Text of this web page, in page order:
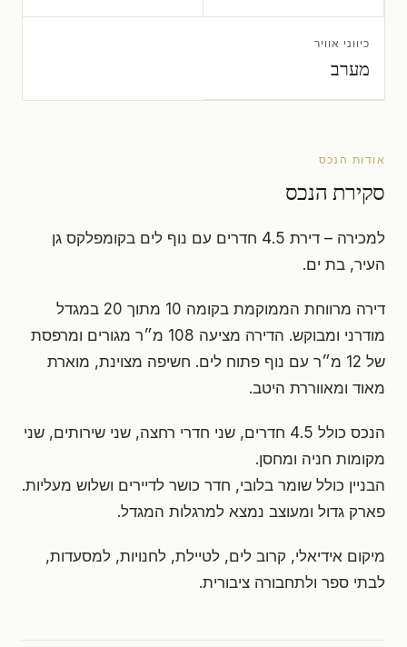
כיווני אוויר
מערב
אודות הנכס
סקירת הנכס
למכירה – דירת 4.5 חדרים עם נוף לים בקומפלקס גן
העיר, בת ים.
דירה מרווחת הממוקמת בקומה 10 מתוך 20 במגדל
מודרני ומבוקש. הדירה מציעה 108 מ״ר מגורים ומרפסת
של 12 מ״ר עם נוף פתוח לים. חשיפה מצוינת, מוארת
מאוד ומאווררת היטב.
הנכס כולל 4.5 חדרים, שני חדרי רחצה, שני שירותים, שני
מקומות חניה ומחסן.
הבניין כולל שומר בלובי, חדר כושר לדיירים ושלוש מעליות.
פארק גדול ומעוצב נמצא למרגלות המגדל.
מיקום אידיאלי, קרוב לים, לטיילת, לחנויות, למסעדות,
לבתי ספר ולתחבורה ציבורית.